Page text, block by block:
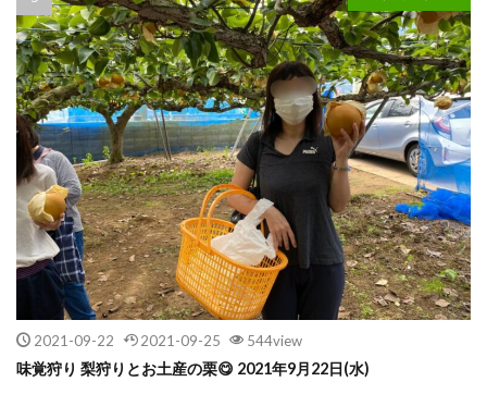
2021-09-22 2021-09-25 544view
味覚狩り 梨狩りとお土産の栗😋 2021年9月22日(水)